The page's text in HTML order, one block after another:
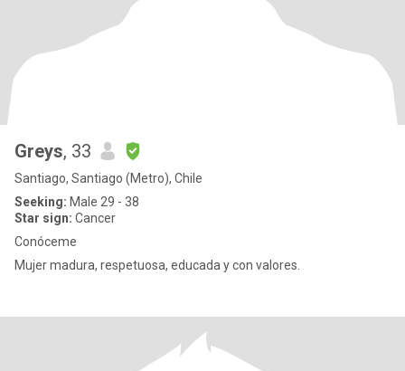
Greys, 33
Santiago, Santiago (Metro), Chile
Seeking: Male 29 - 38
Star sign: Cancer
Conóceme
Mujer madura, respetuosa, educada y con valores.